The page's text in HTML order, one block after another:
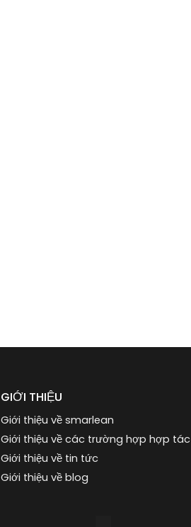
GIỚI THIỆU
Giới thiệu về smarlean
Giới thiệu về các trường hợp hợp tác
Giới thiệu về tin tức
Giới thiệu về blog